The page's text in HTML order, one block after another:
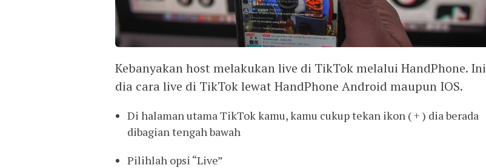
Kebanyakan host melakukan live di TikTok melalui HandPhone. Ini
dia cara live di TikTok lewat HandPhone Android maupun IOS.
Di halaman utama TikTok kamu, kamu cukup tekan ikon ( + ) dia berada
dibagian tengah bawah
Pilihlah opsi “Live”